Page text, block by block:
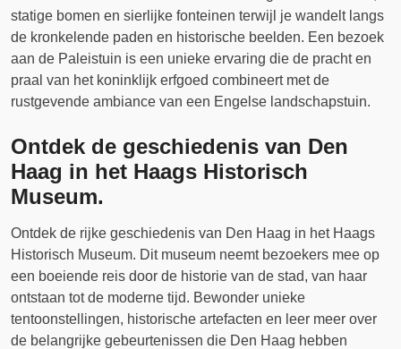
statige bomen en sierlijke fonteinen terwijl je wandelt langs
de kronkelende paden en historische beelden. Een bezoek
aan de Paleistuin is een unieke ervaring die de pracht en
praal van het koninklijk erfgoed combineert met de
rustgevende ambiance van een Engelse landschapstuin.
Ontdek de geschiedenis van Den
Haag in het Haags Historisch
Museum.
Ontdek de rijke geschiedenis van Den Haag in het Haags
Historisch Museum. Dit museum neemt bezoekers mee op
een boeiende reis door de historie van de stad, van haar
ontstaan tot de moderne tijd. Bewonder unieke
tentoonstellingen, historische artefacten en leer meer over
de belangrijke gebeurtenissen die Den Haag hebben